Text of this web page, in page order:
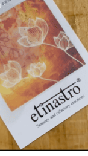
metal labels